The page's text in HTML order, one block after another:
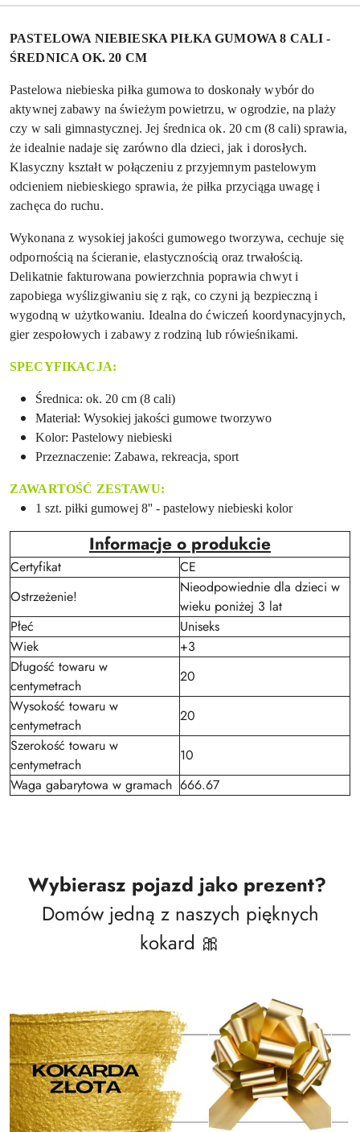
PASTELOWA NIEBIESKA PIŁKA GUMOWA 8 CALI -
ŚREDNICA OK. 20 CM
Pastelowa niebieska piłka gumowa to doskonały wybór do
aktywnej zabawy na świeżym powietrzu, w ogrodzie, na plaży
czy w sali gimnastycznej. Jej średnica ok. 20 cm (8 cali) sprawia,
że idealnie nadaje się zarówno dla dzieci, jak i dorosłych.
Klasyczny kształt w połączeniu z przyjemnym pastelowym
odcieniem niebieskiego sprawia, że piłka przyciąga uwagę i
zachęca do ruchu.
Wykonana z wysokiej jakości gumowego tworzywa, cechuje się
odpornością na ścieranie, elastycznością oraz trwałością.
Delikatnie fakturowana powierzchnia poprawia chwyt i
zapobiega wyślizgiwaniu się z rąk, co czyni ją bezpieczną i
wygodną w użytkowaniu. Idealna do ćwiczeń koordynacyjnych,
gier zespołowych i zabawy z rodziną lub rówieśnikami.
SPECYFIKACJA:
Średnica: ok. 20 cm (8 cali)
Materiał: Wysokiej jakości gumowe tworzywo
Kolor: Pastelowy niebieski
Przeznaczenie: Zabawa, rekreacja, sport
ZAWARTOŚĆ ZESTAWU:
1 szt. piłki gumowej 8'' - pastelowy niebieski kolor
Informacje o produkcie
Certyfikat
CE
Ostrzeżenie!
Nieodpowiednie dla dzieci w
wieku poniżej 3 lat
Płeć
Uniseks
Wiek
+3
Długość towaru w
centymetrach
20
Wysokość towaru w
centymetrach
20
Szerokość towaru w
centymetrach
10
Waga gabarytowa w gramach 666.67
Wybierasz pojazd jako prezent?
Domów jedną z naszych pięknych
kokard 🎀